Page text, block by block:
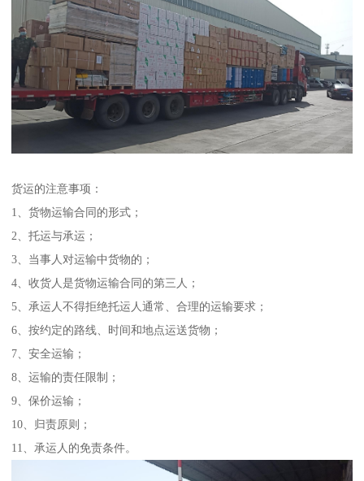
货运的注意事项：
1、货物运输合同的形式；
2、托运与承运；
3、当事人对运输中货物的；
4、收货人是货物运输合同的第三人；
5、承运人不得拒绝托运人通常、合理的运输要求；
6、按约定的路线、时间和地点运送货物；
7、安全运输；
8、运输的责任限制；
9、保价运输；
10、归责原则；
11、承运人的免责条件。